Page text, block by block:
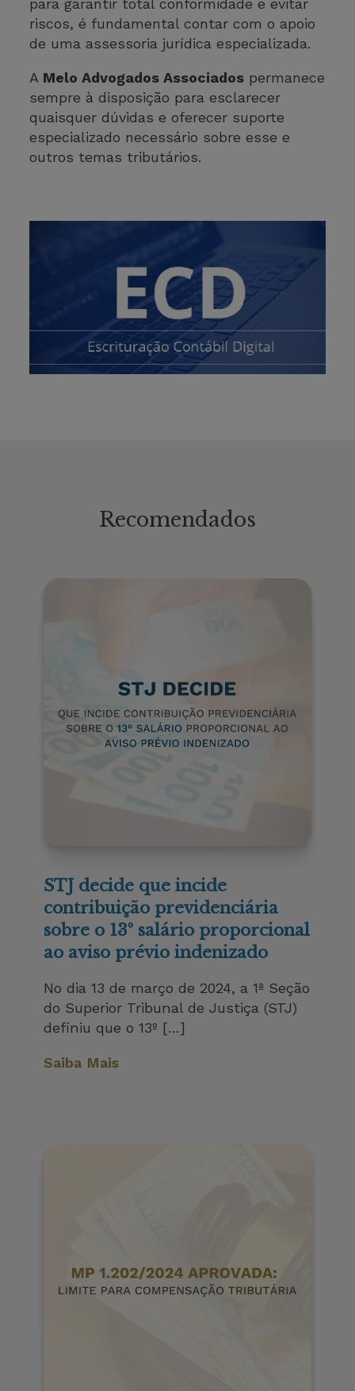
para garantir total conformidade e evitar
riscos, é fundamental contar com o apoio
de uma assessoria jurídica especializada.
A Melo Advogados Associados permanece
sempre à disposição para esclarecer
quaisquer dúvidas e oferecer suporte
especializado necessário sobre esse e
outros temas tributários.
Recomendados
STJ decide que incide
contribuição previdenciária
sobre o 13º salário proporcional
ao aviso prévio indenizado
No dia 13 de março de 2024, a 1ª Seção
do Superior Tribunal de Justiça (STJ)
definiu que o 13º […]
Saiba Mais